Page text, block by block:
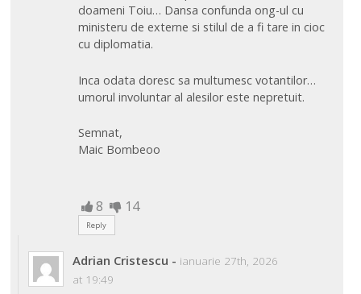
doameni Toiu… Dansa confunda ong-ul cu
ministeru de externe si stilul de a fi tare in cioc
cu diplomatia.
Inca odata doresc sa multumesc votantilor…
umorul involuntar al alesilor este nepretuit.
Semnat,
Maic Bombeoo
8 14
Reply
Adrian Cristescu - ianuarie 27th, 2026
at 19:49